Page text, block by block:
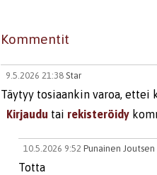
Kommentit
9.5.2026 21:38 Star
Täytyy tosiaankin varoa, ettei
Kirjaudu tai rekisteröidy
10.5.2026 9:52 Punainen Joutsen
Totta